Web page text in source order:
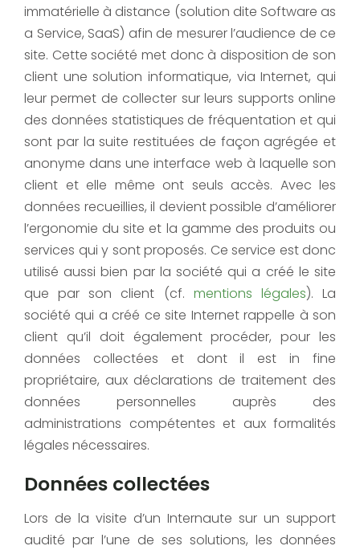
immatérielle à distance (solution dite Software as
a Service, SaaS) afin de mesurer l’audience de ce
site. Cette société met donc à disposition de son
client une solution informatique, via Internet, qui
leur permet de collecter sur leurs supports online
des données statistiques de fréquentation et qui
sont par la suite restituées de façon agrégée et
anonyme dans une interface web à laquelle son
client et elle même ont seuls accès. Avec les
données recueillies, il devient possible d’améliorer
l’ergonomie du site et la gamme des produits ou
services qui y sont proposés. Ce service est donc
utilisé aussi bien par la société qui a créé le site
que par son client (cf. mentions légales). La
société qui a créé ce site Internet rappelle à son
client qu’il doit également procéder, pour les
données collectées et dont il est in fine
propriétaire, aux déclarations de traitement des
données personnelles auprès des
administrations compétentes et aux formalités
légales nécessaires.
Données collectées
Lors de la visite d’un Internaute sur un support
audité par l’une de ses solutions, les données